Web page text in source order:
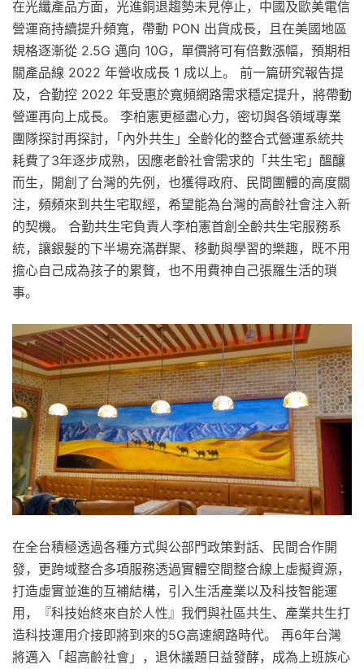
在光纖產品方面，光進銅退趨勢未見停止，中國及歐美電信
營運商持續提升頻寬，帶動 PON 出貨成長，且在美國地區
規格逐漸從 2.5G 邁向 10G，單價將可有倍數漲幅，預期相
關產品線 2022 年營收成長 1 成以上。 前一篇研究報告提
及，合勤控 2022 年受惠於寬頻網路需求穩定提升，將帶動
營運再向上成長。 李柏憲更極盡心力，密切與各領域專業
團隊探討再探討，｢內外共生」全齡化的整合式營運系統共
耗費了3年逐步成熟，因應老齡社會需求的「共生宅」醞釀
而生，開創了台灣的先例，也獲得政府、民間團體的高度關
注，頻頻來到共生宅取經，希望能為台灣的高齡社會注入新
的契機。 合勤共生宅負責人李柏憲首創全齡共生宅服務系
統，讓銀髮的下半場充滿群聚、移動與學習的樂趣，既不用
擔心自己成為孩子的累贅，也不用費神自己張羅生活的瑣
事。
在全台積極透過各種方式與公部門政策對話、民間合作開
發，更跨域整合多項服務透過實體空間整合線上虛擬資源，
打造虛實並進的互補結構，引入生活產業以及科技智能運
用，『科技始終來自於人性』我們與社區共生、產業共生打
造科技運用介接即將到來的5G高速網路時代。 再6年台灣
將邁入「超高齡社會」，退休議題日益發酵，成為上班族心